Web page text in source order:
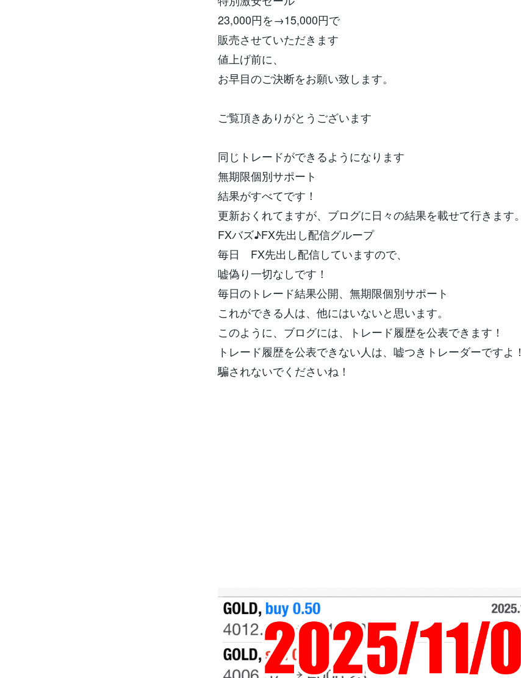
23,000円を→15,000円で
販売させていただきます
値上げ前に、
お早目のご決断をお願い致します。
ご覧頂きありがとうございます
同じトレードができるようになります
無期限個別サポート
結果がすべてです！
更新おくれてますが、ブログに日々の結果を載せて行きます。
FXバズ♪FX先出し配信グループ
毎日 FX先出し配信していますので、
嘘偽り一切なしです！
毎日のトレード結果公開、無期限個別サポート
これができる人は、他にはいないと思います。
このように、ブログには、トレード履歴を公表できます！
トレード履歴を公表できない人は、嘘つきトレーダーですよ！
騙されないでくださいね！